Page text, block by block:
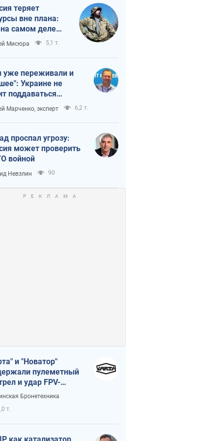
теряет
вне плана:
на самом деле
темп войны
Мисюра 5,1 т.
переживали и
Украине не
поддаваться
из-за
террора
Марченко, эксперт 6,2 т.
проспал угрозу:
может проверить
войной
Невзлин 90
и "Новатор"
пулеметный
и удар FPV-
сохранив жизнь
Бронетехника
т.